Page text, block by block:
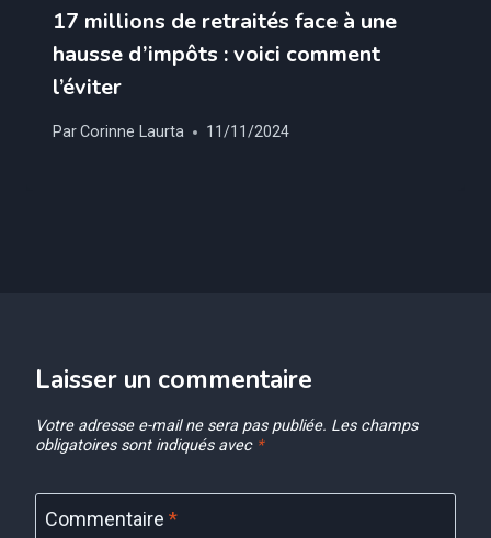
17 millions de retraités face à une
hausse d’impôts : voici comment
l’éviter
ParCorinne Laurta 11/11/2024
Laisser un commentaire
Votre adresse e-mail ne sera pas publiée. Les champs
obligatoires sont indiqués avec *
Commentaire *